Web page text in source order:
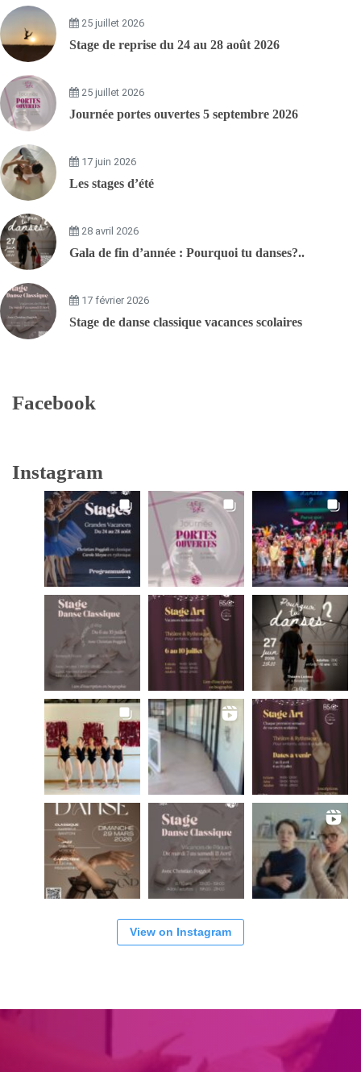
25 juillet 2026
Stage de reprise du 24 au 28 août 2026
25 juillet 2026
Journée portes ouvertes 5 septembre 2026
17 juin 2026
Les stages d’été
28 avril 2026
Gala de fin d’année : Pourquoi tu danses?..
17 février 2026
Stage de danse classique vacances scolaires
Facebook
Instagram
View on Instagram